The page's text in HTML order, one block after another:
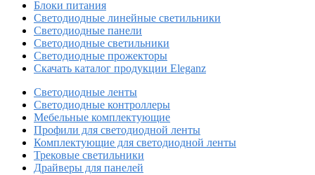
Блоки питания
Светодиодные линейные светильники
Светодиодные панели
Светодиодные светильники
Светодиодные прожекторы
Скачать каталог продукции Eleganz
Светодиодные ленты
Светодиодные контроллеры
Мебельные комплектующие
Профили для светодиодной ленты
Комплектующие для светодиодной ленты
Трековые светильники
Драйверы для панелей